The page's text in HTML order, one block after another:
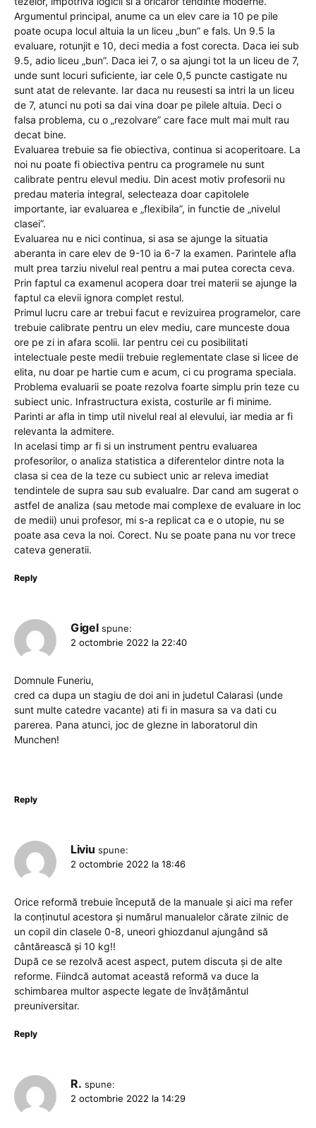
Argumentul principal, anume ca un elev care ia 10 pe pile
poate ocupa locul altuia la un liceu „bun” e fals. Un 9.5 la
evaluare, rotunjit e 10, deci media a fost corecta. Daca iei sub
9.5, adio liceu „bun”. Daca iei 7, o sa ajungi tot la un liceu de 7,
unde sunt locuri suficiente, iar cele 0,5 puncte castigate nu
sunt atat de relevante. Iar daca nu reusesti sa intri la un liceu
de 7, atunci nu poti sa dai vina doar pe pilele altuia. Deci o
falsa problema, cu o „rezolvare” care face mult mai mult rau
decat bine.
Evaluarea trebuie sa fie obiectiva, continua si acoperitoare. La
noi nu poate fi obiectiva pentru ca programele nu sunt
calibrate pentru elevul mediu. Din acest motiv profesorii nu
predau materia integral, selecteaza doar capitolele
importante, iar evaluarea e „flexibila”, in functie de „nivelul
clasei”.
Evaluarea nu e nici continua, si asa se ajunge la situatia
aberanta in care elev de 9-10 ia 6-7 la examen. Parintele afla
mult prea tarziu nivelul real pentru a mai putea corecta ceva.
Prin faptul ca examenul acopera doar trei materii se ajunge la
faptul ca elevii ignora complet restul.
Primul lucru care ar trebui facut e revizuirea programelor, care
trebuie calibrate pentru un elev mediu, care munceste doua
ore pe zi in afara scolii. Iar pentru cei cu posibilitati
intelectuale peste medii trebuie reglementate clase si licee de
elita, nu doar pe hartie cum e acum, ci cu programa speciala.
Problema evaluarii se poate rezolva foarte simplu prin teze cu
subiect unic. Infrastructura exista, costurile ar fi minime.
Parinti ar afla in timp util nivelul real al elevului, iar media ar fi
relevanta la admitere.
In acelasi timp ar fi si un instrument pentru evaluarea
profesorilor, o analiza statistica a diferentelor dintre nota la
clasa si cea de la teze cu subiect unic ar releva imediat
tendintele de supra sau sub evalualre. Dar cand am sugerat o
astfel de analiza (sau metode mai complexe de evaluare in loc
de medii) unui profesor, mi s-a replicat ca e o utopie, nu se
poate asa ceva la noi. Corect. Nu se poate pana nu vor trece
cateva generatii.
Reply
Gigel spune:
2 octombrie 2022 la 22:40
Domnule Funeriu,
cred ca dupa un stagiu de doi ani in judetul Calarasi (unde
sunt multe catedre vacante) ati fi in masura sa va dati cu
parerea. Pana atunci, joc de glezne in laboratorul din
Munchen!
Reply
Liviu spune:
2 octombrie 2022 la 18:46
Orice reformă trebuie începută de la manuale și aici ma refer
la conținutul acestora și numărul manualelor cărate zilnic de
un copil din clasele 0-8, uneori ghiozdanul ajungând să
cântărească și 10 kg!!
După ce se rezolvă acest aspect, putem discuta și de alte
reforme. Fiindcă automat această reformă va duce la
schimbarea multor aspecte legate de învățământul
preuniversitar.
Reply
R. spune:
2 octombrie 2022 la 14:29